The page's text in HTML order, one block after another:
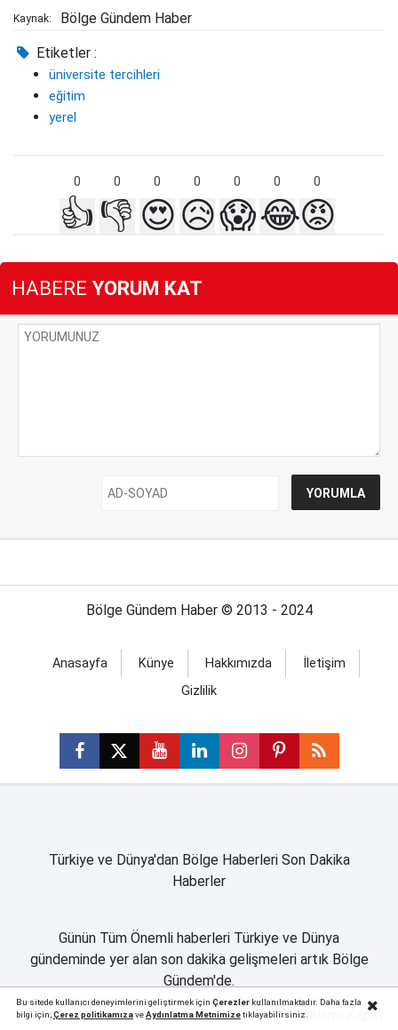
Kaynak: Bölge Gündem Haber
Etiketler :
üniversite tercihleri
eğitim
yerel
0 0 0 0 0 0 0
👍 👎 😍😥😱😂😡
HABERE YORUM KAT
Bölge Gündem Haber © 2013 - 2024
Anasayfa Künye Hakkımızda
İletişim
Gizlilik
Türkiye ve Dünya'dan Bölge Haberleri Son Dakika
Haberler
Günün Tüm Önemli haberleri Türkiye ve Dünya
gündeminde yer alan son dakika gelişmeleri artık Bölge
Gündem'de.
Bölgenizin Gündemini size ulaştıran haber sitesi..
Bu sitede kullanıcı deneyimlerini geliştirmek için Çerezlerkullanılmaktadır. Daha fazla
bilgi için;Çerez politikamızaveAydınlatma Metnimizetıklayabilirsiniz.Reklamı Kapat